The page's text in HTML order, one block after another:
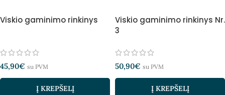
Viskio gaminimo rinkinys
45,90€ su PVM
Į KREPŠELĮ
Viskio gaminimo rinkinys Nr.
3
50,90€ su PVM
Į KREPŠELĮ